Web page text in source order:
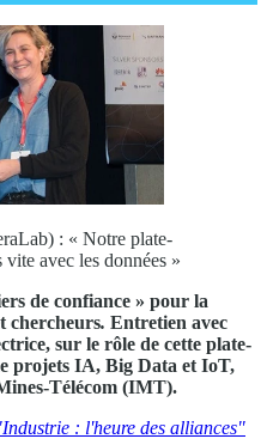
: « Notre plate-
avec les données »
de confiance » pour la
chercheurs. Entretien avec
sur le rôle de cette plate-
projets IA, Big Data et IoT,
Télécom (IMT).
: l'heure des alliances"